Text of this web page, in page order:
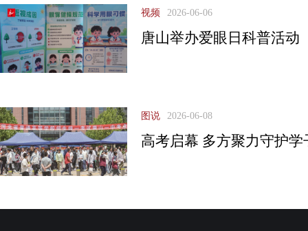
视频 2026-06-06
唐山举办爱眼日科普活动
图说 2026-06-08
高考启幕 多方聚力守护学